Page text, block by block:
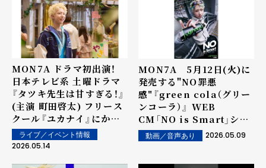
MON7A ドラマ初出演！
日本テレビ系 土曜ドラマ
『タツキ先生は甘すぎる！』
(主演 町田啓太) フリース
クール『ユカナイ』にかつ
て通っていたOBの三代川
類役として 5月16日(土)
ライブ／イベント情報
2026.05.14
MON7A 5月12日(火)に
発売する"NO罪悪
感"『green cola（グリー
ンコーラ）』 WEB
CM「NO is Smart」シリ
ーズに出演！
動画／音声あり 2026.05.09